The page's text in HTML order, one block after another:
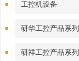
工控机设备
研华工控产品系列
研祥工控产品系列